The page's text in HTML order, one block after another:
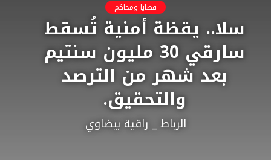
قضايا ومحاكم
سلا.. يقظة أمنية تُسقط
سارقي 30 مليون سنتيم
بعد شهر من الترصد
والتحقيق.
الرباط _ راقية بيضاوي